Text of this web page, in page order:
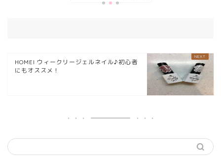
HOMEI ウィークリージェルネイル♪初心者
にもオススメ！